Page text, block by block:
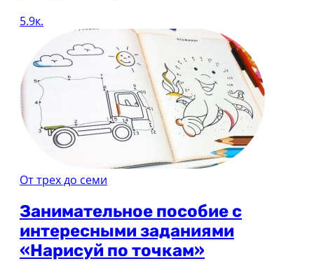
5.9к.
От трех до семи
Занимательное пособие с
интересными заданиями
«Нарисуй по точкам»